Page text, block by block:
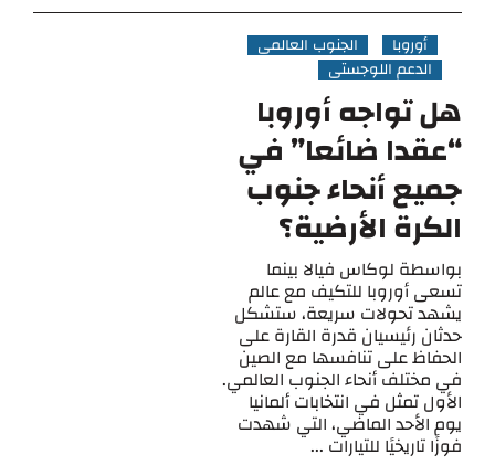
أوروبا
الجنوب العالمي
الدعم اللوجستي
هل تواجه أوروبا
“عقدا ضائعا” في
جميع أنحاء جنوب
الكرة الأرضية؟
بواسطة لوكاس فيالا بينما
تسعى أوروبا للتكيف مع عالم
يشهد تحولات سريعة، ستشكل
حدثان رئيسيان قدرة القارة على
الحفاظ على تنافسها مع الصين
في مختلف أنحاء الجنوب العالمي.
الأول تمثل في انتخابات ألمانيا
يوم الأحد الماضي، التي شهدت
فوزًا تاريخيًا للتيارات ...